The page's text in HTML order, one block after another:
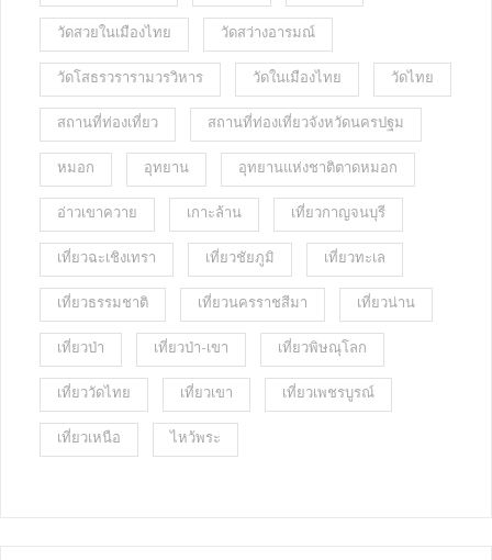
วัดสวยในเมืองไทย วัดสว่างอารมณ์
วัดโสธรวรารามวรวิหาร วัดในเมืองไทย วัดไทย
สถานที่ท่องเที่ยว สถานที่ท่องเที่ยวจังหวัดนครปฐม
หมอก อุทยาน อุทยานแห่งชาติตาดหมอก
อ่าวเขาควาย เกาะล้าน เที่ยวกาญจนบุรี
เที่ยวฉะเชิงเทรา เที่ยวชัยภูมิ เที่ยวทะเล
เที่ยวธรรมชาติ เที่ยวนครราชสีมา เที่ยวน่าน
เที่ยวป่า เที่ยวป่า-เขา เที่ยวพิษณุโลก
เที่ยววัดไทย เที่ยวเขา เที่ยวเพชรบูรณ์
เที่ยวเหนือ ไหว้พระ